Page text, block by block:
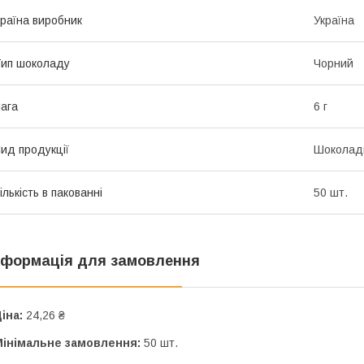
виробник Україна
шоколаду Чорний
6 г
продукції
в пакованні 50 шт.
для замовлення
24,26 ₴
замовлення: 50 шт.